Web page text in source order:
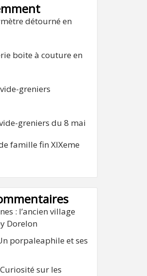
détourné en
boite à couture en
greniers
greniers du 8 mai
famille fin XIXeme
: l’ancien village
Dorelon
porpaleaphile et ses
Curiosité sur les